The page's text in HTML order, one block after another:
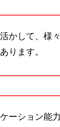
かして、様
ります。
ーション能